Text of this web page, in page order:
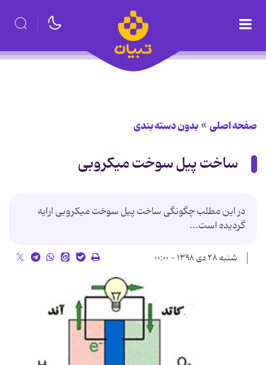
صفحه اصلی بدون دسته بندی
ساخت پیل سوخت میکروبی
در این مطلب چگونگی ساخت پیل سوخت میکروبی ارایه
گردیده است...
شنبه ۲۸ دی ۱۳۹۸ - ۰۰:۰۰